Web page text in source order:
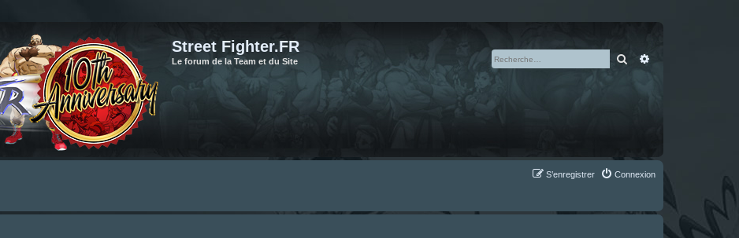
Street Fighter.FR
Le forum de la Team et du Site Rechercher
Connexion
S’enregistrer